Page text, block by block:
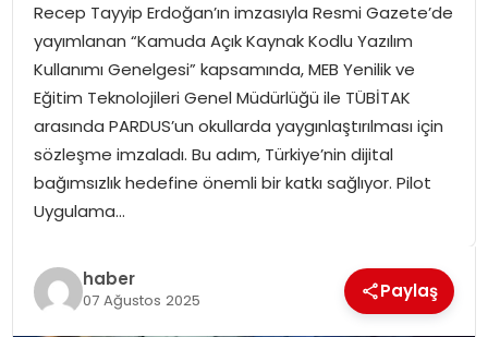
GÜNDEM
MAGAZIN
Recep Tayyip Erdoğan’ın imzasıyla Resmi Gazete’de
yayımlanan “Kamuda Açık Kaynak Kodlu Yazılım
Kullanımı Genelgesi” kapsamında, MEB Yenilik ve
Eğitim Teknolojileri Genel Müdürlüğü ile TÜBİTAK
arasında PARDUS’un okullarda yaygınlaştırılması için
sözleşme imzaladı. Bu adım, Türkiye’nin dijital
bağımsızlık hedefine önemli bir katkı sağlıyor. Pilot
Uygulama…
haber
07 Ağustos 2025 Paylaş